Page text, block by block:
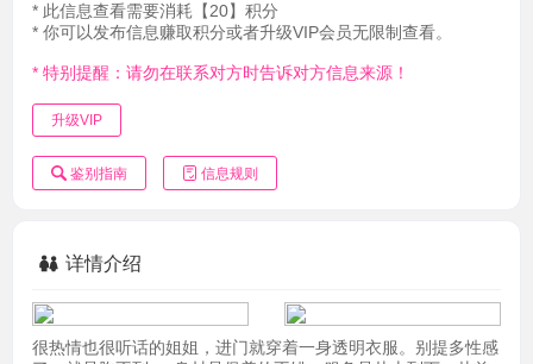
* 此信息查看需要消耗【20】积分
* 你可以发布信息赚取积分或者升级VIP会员无限制查看。
* 特别提醒：请勿在联系对方时告诉对方信息来源！
升级VIP
鉴别指南 信息规则
详情介绍
很热情也很听话的姐姐，进门就穿着一身透明衣服。别提多性感